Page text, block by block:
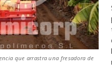
que arrastra una fresadora de